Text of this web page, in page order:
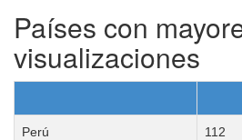
Países con
visualizaciones
Perú 112